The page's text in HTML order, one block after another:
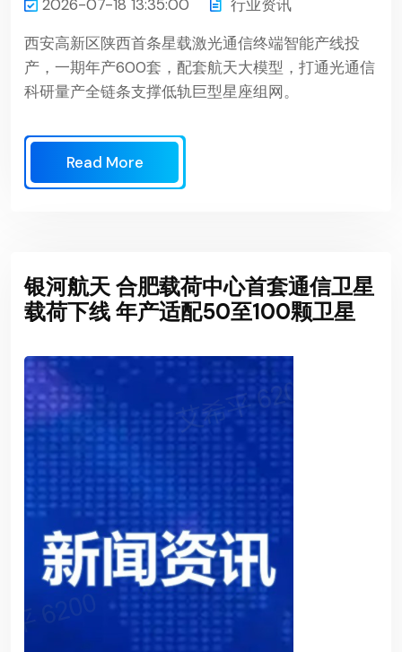
2026-07-18 13:35:00
行业资讯
西安高新区陕西首条星载激光通信终端智能产线投
产，一期年产600套，配套航天大模型，打通光通信
科研量产全链条支撑低轨巨型星座组网。
Read More
银河航天 合肥载荷中心首套通信卫星
载荷下线 年产适配50至100颗卫星